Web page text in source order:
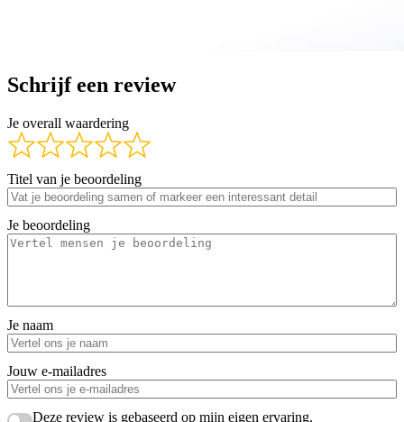
Schrijf een review
Je overall waardering
Titel van je beoordeling
Je beoordeling
Je naam
Jouw e-mailadres
Deze review is gebaseerd op mijn eigen ervaring.